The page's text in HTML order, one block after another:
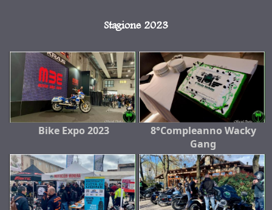
Stagione 2023
Bike Expo 2023
8°Compleanno Wacky
Gang